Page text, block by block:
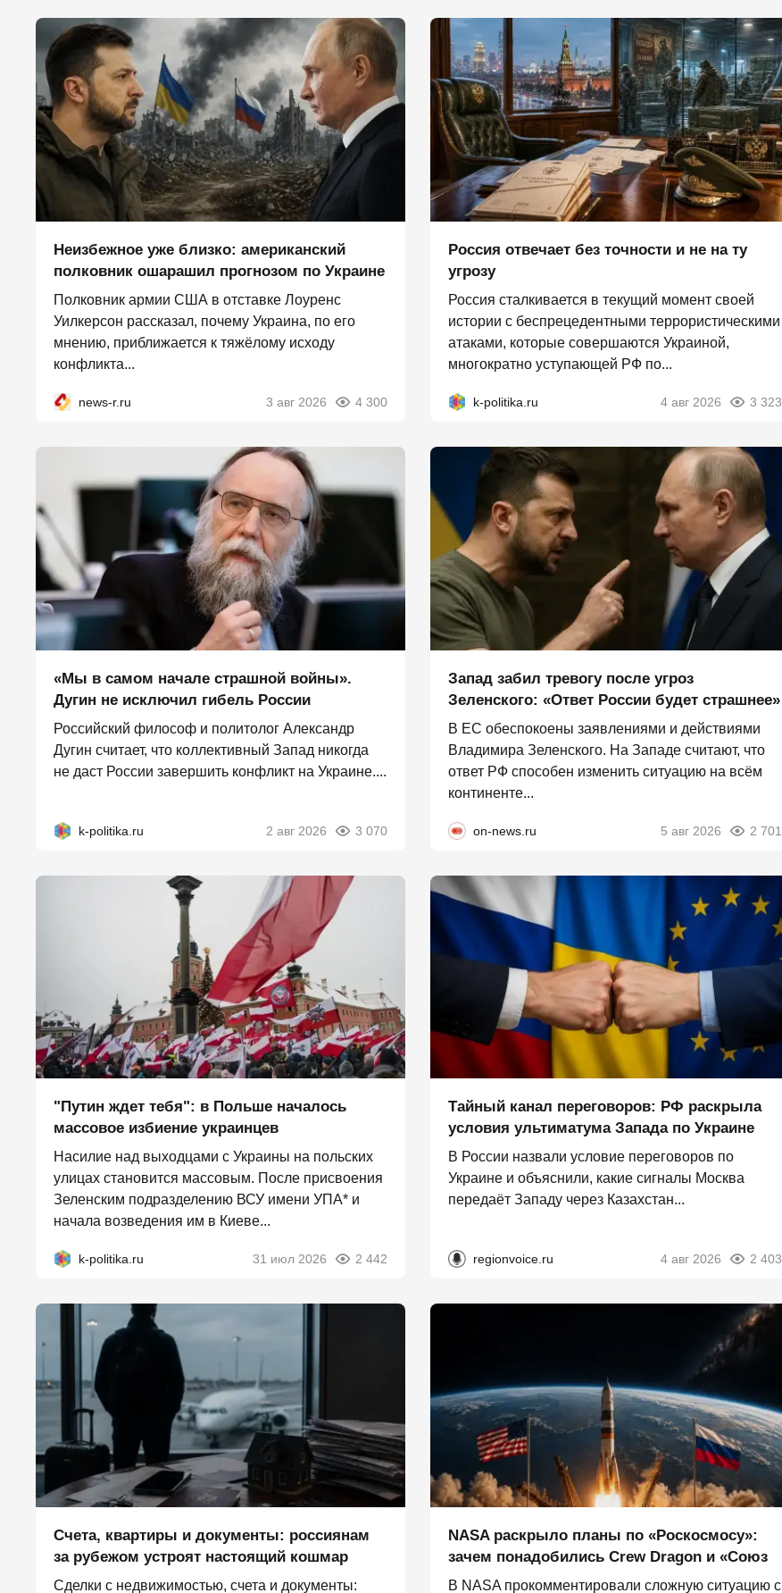
Неизбежное уже близко: американский
полковник ошарашил прогнозом по Украине
Полковник армии США в отставке Лоуренс
Уилкерсон рассказал, почему Украина, по его
мнению, приближается к тяжёлому исходу
конфликта...
news-r.ru 3 авг 2026 4 300
Россия отвечает без точности и не на ту
угрозу
Россия сталкивается в текущий момент своей
истории с беспрецедентными террористическими
атаками, которые совершаются Украиной,
многократно уступающей РФ по...
k-politika.ru 4 авг 2026 3 323
«Мы в самом начале страшной войны».
Дугин не исключил гибель России
Российский философ и политолог Александр
Дугин считает, что коллективный Запад никогда
не даст России завершить конфликт на Украине....
k-politika.ru 2 авг 2026 3 070
Запад забил тревогу после угроз
Зеленского: «Ответ России будет страшнее»
В ЕС обеспокоены заявлениями и действиями
Владимира Зеленского. На Западе считают, что
ответ РФ способен изменить ситуацию на всём
континенте...
on-news.ru 5 авг 2026 2 701
"Путин ждет тебя": в Польше началось
массовое избиение украинцев
Насилие над выходцами с Украины на польских
улицах становится массовым. После присвоения
Зеленским подразделению ВСУ имени УПА* и
начала возведения им в Киеве...
k-politika.ru 31 июл 2026 2 442
Тайный канал переговоров: РФ раскрыла
условия ультиматума Запада по Украине
В России назвали условие переговоров по
Украине и объяснили, какие сигналы Москва
передаёт Западу через Казахстан...
regionvoice.ru 4 авг 2026 2 403
Счета, квартиры и документы: россиянам
за рубежом устроят настоящий кошмар
Сделки с недвижимостью, счета и документы:
NASA раскрыло планы по «Роскосмосу»:
зачем понадобились Crew Dragon и «Союз
В NASA прокомментировали сложную ситуацию с